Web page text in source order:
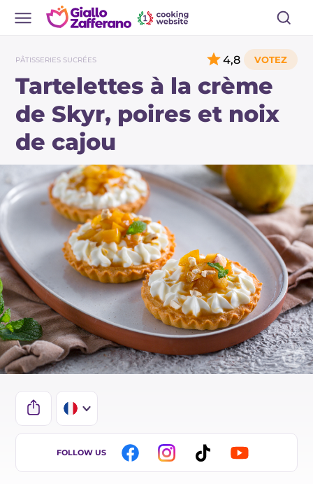
PÂTISSERIES SUCRÉES
Tartelettes à la crème
de Skyr, poires et noix
de cajou
4,8
IT
FOLLOW US